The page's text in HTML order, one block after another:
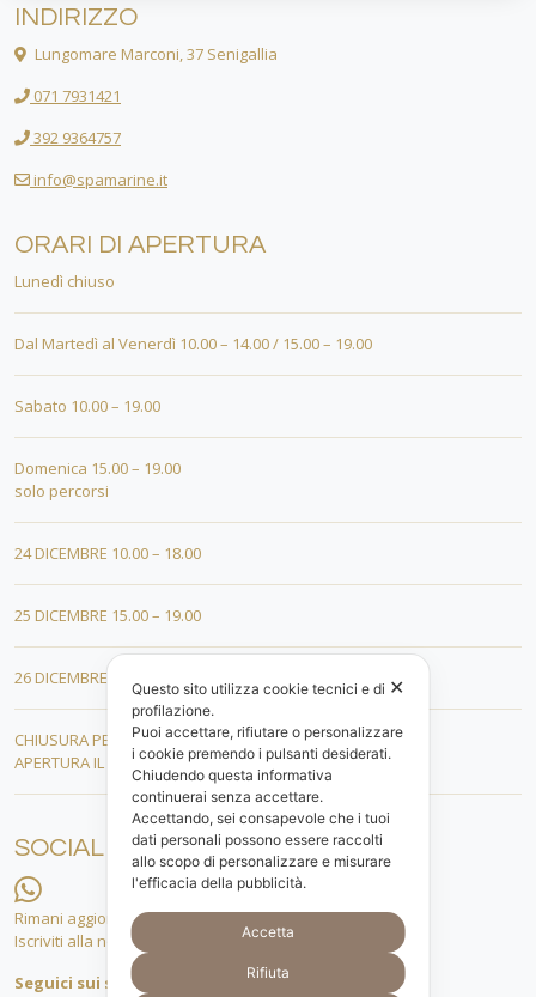
INDIRIZZO
Lungomare Marconi, 37 Senigallia
071 7931421
392 9364757
info@spamarine.it
ORARI DI APERTURA
Lunedì chiuso
Dal Martedì al Venerdì 10.00 – 14.00 / 15.00 – 19.00
Sabato 10.00 – 19.00
Domenica 15.00 – 19.00
solo percorsi
24 DICEMBRE 10.00 – 18.00
25 DICEMBRE 15.00 – 19.00
26 DICEMBRE 15.00 – 19.00
CHIUSURA PER FERIE DAL 01 AL 19 GENNAIO
APERTURA IL 20 GENNAIO 2026
SOCIAL
Rimani aggiornato.
Iscriviti alla nostra lista whatsapp!
Seguici sui social
✕
Questo sito utilizza cookie tecnici e di
profilazione.
Puoi accettare, rifiutare o personalizzare
i cookie premendo i pulsanti desiderati.
Chiudendo questa informativa
continuerai senza accettare.
Accettando, sei consapevole che i tuoi
dati personali possono essere raccolti
allo scopo di personalizzare e misurare
l'efficacia della pubblicità.
Accetta
Rifiuta